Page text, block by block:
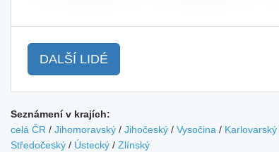
DALŠÍ LIDÉ
Seznámení v krajích:
celá ČR / Jihomoravský / Jihočeský / Vysočina / Karlovarský
Středočeský / Ústecký / Zlínský